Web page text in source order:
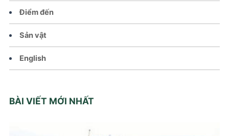
Điểm đến
Sản vật
English
BÀI VIẾT MỚI NHẤT